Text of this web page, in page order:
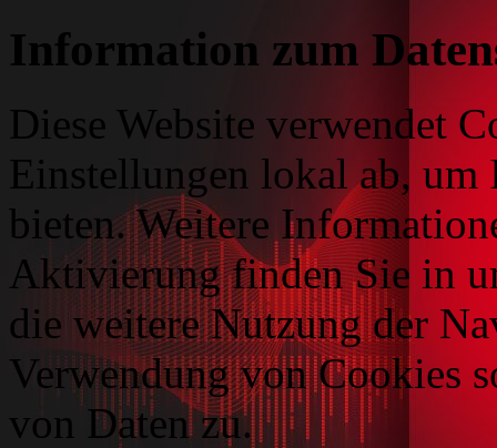
Information zum
Diese Website verwendet
Einstellungen lokal ab, um
bieten. Weitere
Aktivierung finden Sie in
die weitere Nutzung der
Verwendung von Cookies
von Daten zu.